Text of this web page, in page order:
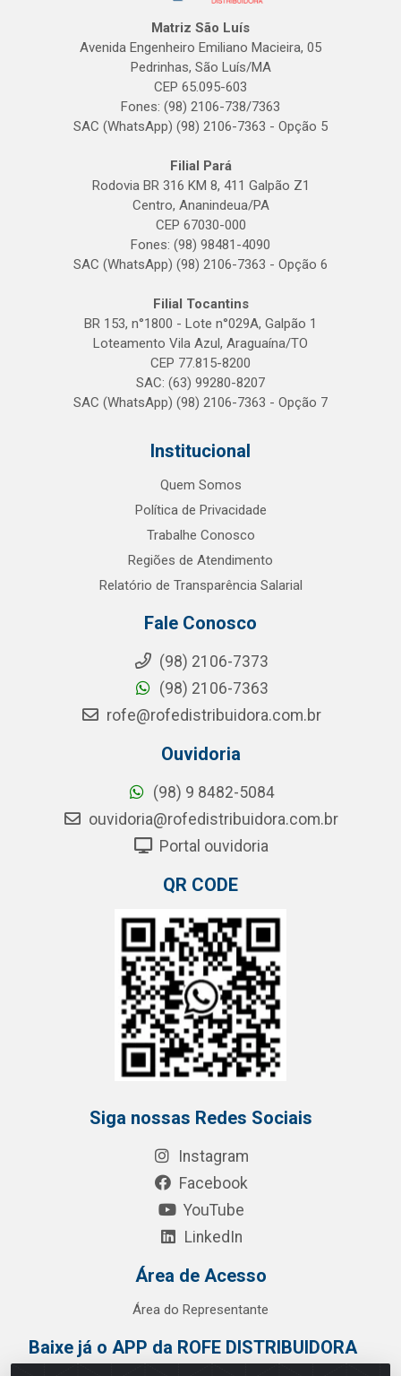
Matriz São Luís
Avenida Engenheiro Emiliano Macieira, 05
Pedrinhas, São Luís/MA
CEP 65.095-603
Fones: (98) 2106-738/7363
SAC (WhatsApp) (98) 2106-7363 - Opção 5
Filial Pará
Rodovia BR 316 KM 8, 411 Galpão Z1
Centro, Ananindeua/PA
CEP 67030-000
Fones: (98) 98481-4090
SAC (WhatsApp) (98) 2106-7363 - Opção 6
Filial Tocantins
BR 153, n°1800 - Lote n°029A, Galpão 1
Loteamento Vila Azul, Araguaína/TO
CEP 77.815-8200
SAC: (63) 99280-8207
SAC (WhatsApp) (98) 2106-7363 - Opção 7
Institucional
Quem Somos
Política de Privacidade
Trabalhe Conosco
Regiões de Atendimento
Relatório de Transparência Salarial
Fale Conosco
(98) 2106-7373
(98) 2106-7363
rofe@rofedistribuidora.com.br
Ouvidoria
(98) 9 8482-5084
ouvidoria@rofedistribuidora.com.br
Portal ouvidoria
QR CODE
Siga nossas Redes Sociais
Instagram
Facebook
YouTube
LinkedIn
Área de Acesso
Área do Representante
Baixe já o APP da ROFE DISTRIBUIDORA